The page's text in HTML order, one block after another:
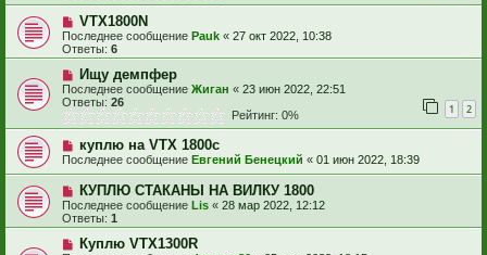
VTX1800N
Последнее сообщение Pauk « 27 окт 2022, 10:38
Ответы: 6
Ищу демпфер
Последнее сообщение Жиган « 23 июн 2022, 22:51
Ответы: 26 1 2
Рейтинг: 0%
куплю на VTX 1800c
Последнее сообщение Евгений Бенецкий « 01 июн 2022, 18:39
КУПЛЮ СТАКАНЫ НА ВИЛКУ 1800
Последнее сообщение Lis « 28 мар 2022, 12:12
Ответы: 1
Куплю VTX1300R